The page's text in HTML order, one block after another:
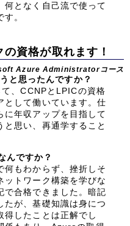
何となく自己流で使って
。
資格が取れます！
Azure Administratorコース
と思ったんですか？
、CCNPとLPICの資格
として働いています。仕
に年収アップを目指して
思い、再通学すること
んですか？
何もわからず、挫折しそ
ットワーク構築を学びな
で合格できました。暗記
たが、基礎知識は身につ
得したことは正解でし